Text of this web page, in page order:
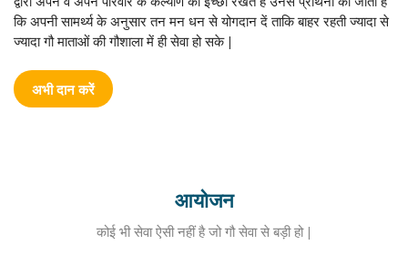
कि अपनी सामर्थ्य के अनुसार तन मन धन से योगदान दें ताकि बाहर रहती ज्यादा से
ज्यादा गौ माताओं की गौशाला में ही सेवा हो सके |
अभी दान करें
आयोजन
कोई भी सेवा ऐसी नहीं है जो गौ सेवा से बड़ी हो |